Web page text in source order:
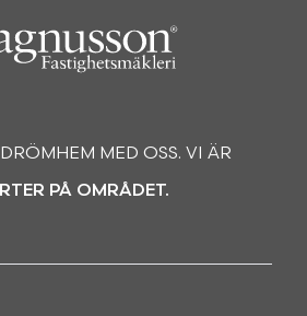
MED OSS. VI ÄR
PÅ OMRÅDET.